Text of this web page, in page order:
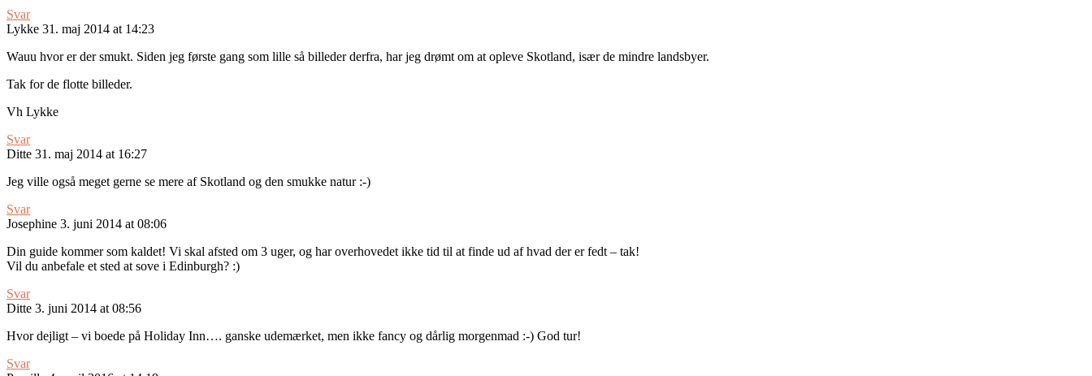
Svar
Lykke 31. maj 2014 at 14:23
Wauu hvor er der smukt. Siden jeg første gang som lille så billeder derfra, har jeg drømt om at opleve Skotland, især de mindre landsbyer.
Tak for de flotte billeder.
Vh Lykke
Svar
Ditte 31. maj 2014 at 16:27
Jeg ville også meget gerne se mere af Skotland og den smukke natur :-)
Svar
Josephine 3. juni 2014 at 08:06
Din guide kommer som kaldet! Vi skal afsted om 3 uger, og har overhovedet ikke tid til at finde ud af hvad der er fedt – tak!
Vil du anbefale et sted at sove i Edinburgh? :)
Svar
Ditte 3. juni 2014 at 08:56
Hvor dejligt – vi boede på Holiday Inn…. ganske udemærket, men ikke fancy og dårlig morgenmad :-) God tur!
Svar